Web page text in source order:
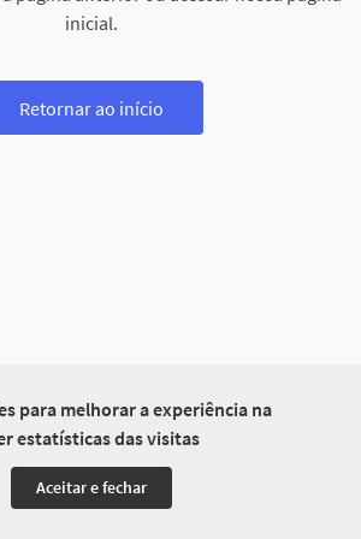
para melhorar a experiência na
estatísticas das visitas
Aceitar e fechar
inicial.
Retornar ao início